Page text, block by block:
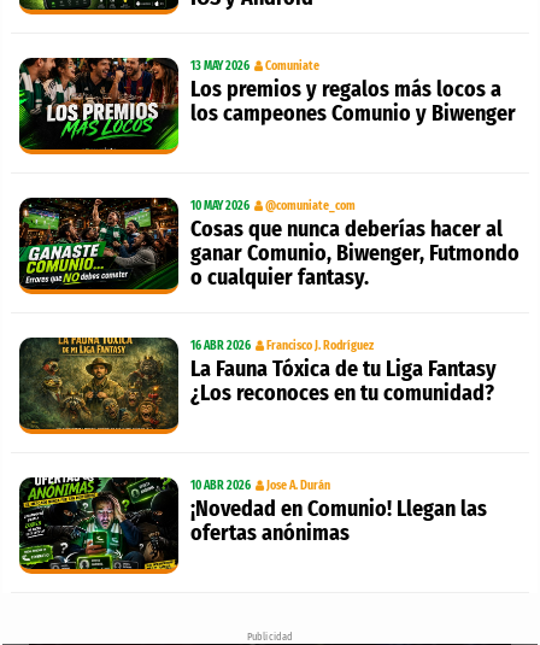
13 MAY 2026 Comuniate
Los premios y regalos más locos a
los campeones Comunio y Biwenger
10 MAY 2026 @comuniate_com
Cosas que nunca deberías hacer al
ganar Comunio, Biwenger, Futmondo
o cualquier fantasy.
16 ABR 2026 Francisco J. Rodríguez
La Fauna Tóxica de tu Liga Fantasy
¿Los reconoces en tu comunidad?
10 ABR 2026 Jose A. Durán
¡Novedad en Comunio! Llegan las
ofertas anónimas
Publicidad